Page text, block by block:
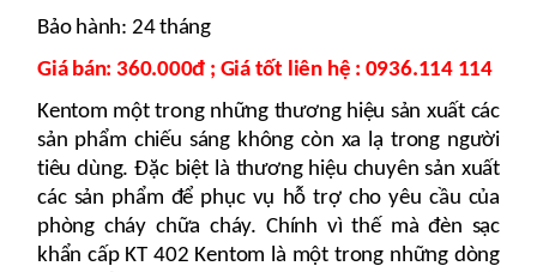
Bảo hành: 24 tháng
Giá bán: 360.000đ ; Giá tốt liên hệ : 0936.114 114
Kentom một trong những thương hiệu sản xuất các
sản phẩm chiếu sáng không còn xa lạ trong người
tiêu dùng. Đặc biệt là thương hiệu chuyên sản xuất
các sản phẩm để phục vụ hỗ trợ cho yêu cầu của
phòng cháy chữa cháy. Chính vì thế mà đèn sạc
khẩn cấp KT 402 Kentom là một trong những dòng